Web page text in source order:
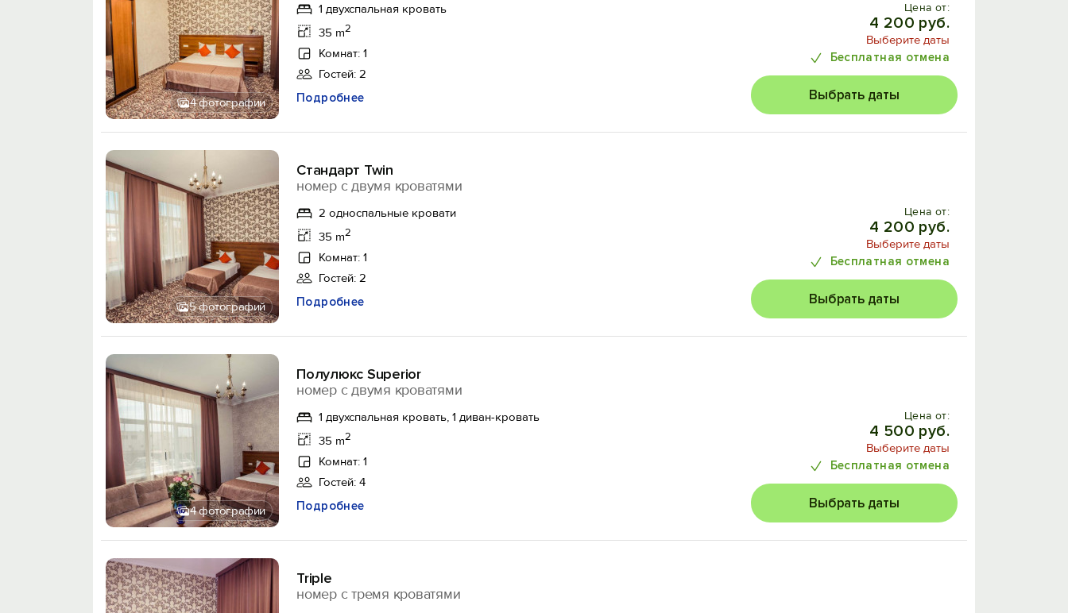
4 фотографии
1 двухспальная кровать
35 m2
Комнат: 1
Гостей: 2
Подробнее
Цена от:
4 200 руб.
Выберите даты
Бесплатная отмена
Выбрать даты
5 фотографий
Стандарт Twin
номер с двумя кроватями
2 односпальные кровати
35 m2
Комнат: 1
Гостей: 2
Подробнее
Цена от:
4 200 руб.
Выберите даты
Бесплатная отмена
Выбрать даты
4 фотографии
Полулюкс Superior
номер с двумя кроватями
1 двухспальная кровать, 1 диван-кровать
35 m2
Комнат: 1
Гостей: 4
Подробнее
Цена от:
4 500 руб.
Выберите даты
Бесплатная отмена
Выбрать даты
Triple
номер с тремя кроватями